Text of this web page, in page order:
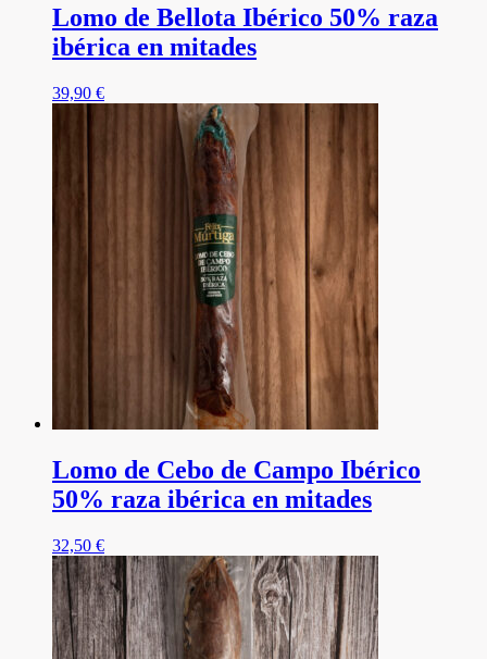
Lomo de Bellota Ibérico 50% raza
ibérica en mitades
39,90 €
Lomo de Cebo de Campo Ibérico
50% raza ibérica en mitades
32,50 €